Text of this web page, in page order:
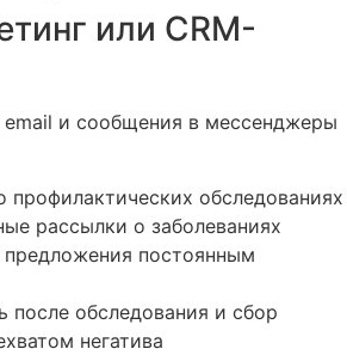
или CRM-
и сообщения в мессенджеры
профилактических обследованиях
рассылки о заболеваниях
постоянным
после обследования и сбор
негатива